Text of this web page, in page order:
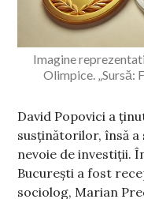
Imagine
Olimpice. „Sursă:
David Popovici a
susținătorilor, însă
nevoie de investiții.
București a fost
sociolog, Marian